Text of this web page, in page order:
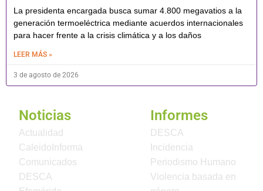
La presidenta encargada busca sumar 4.800 megavatios a la
generación termoeléctrica mediante acuerdos internacionales
para hacer frente a la crisis climática y a los daños
LEER MÁS »
3 de agosto de 2026
Noticias
Actualidad
CaleidoInforma
Comunicados
DESCA
Informes
DESCA
Incidencia
Periodismo Humano
Violencia basada en